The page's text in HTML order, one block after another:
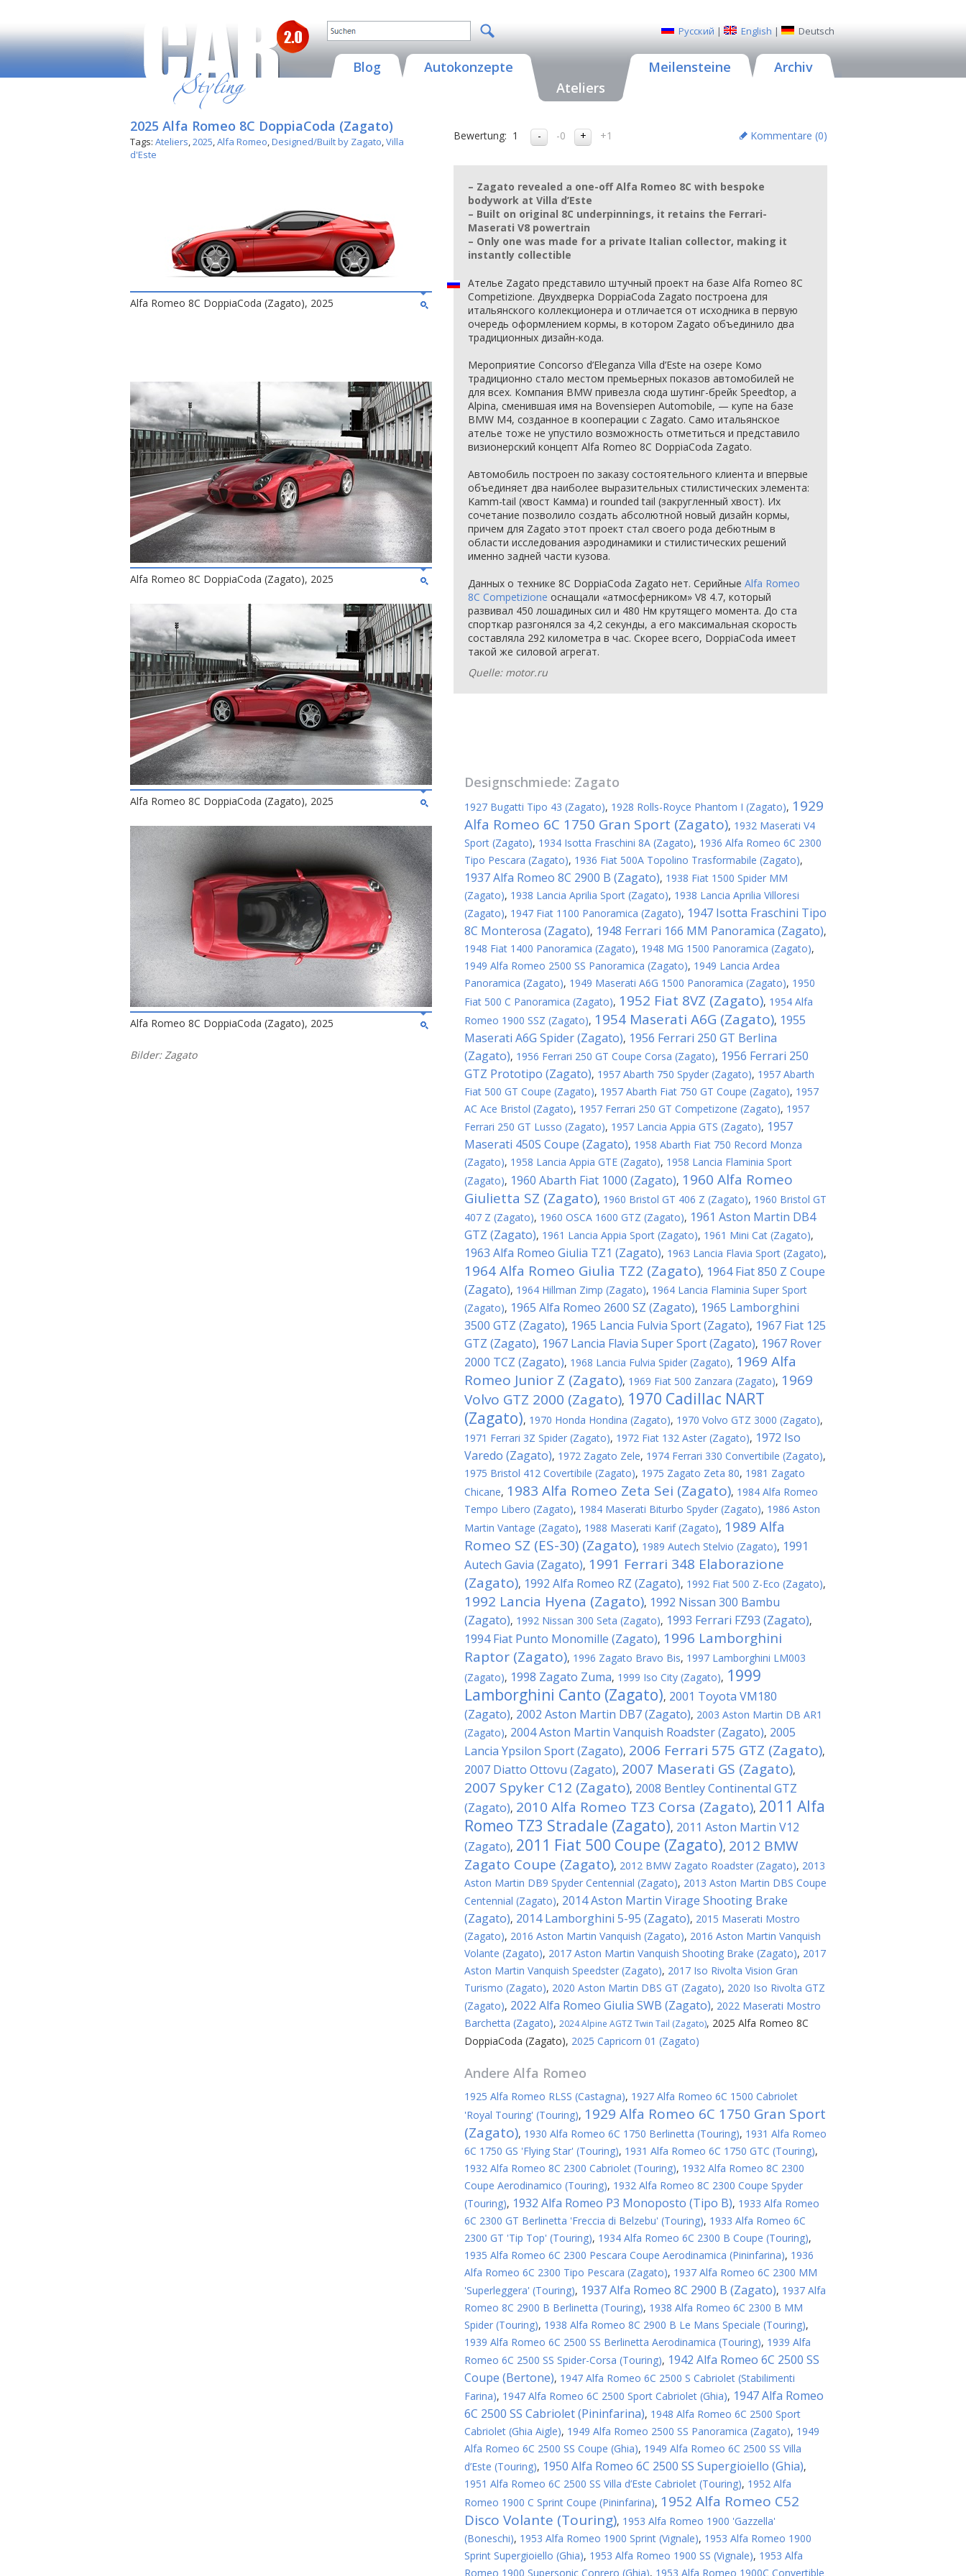
Русский | English | Deutsch
Blog
Autokonzepte
Ateliers
Meilensteine Archiv
2025 Alfa Romeo 8C DoppiaCoda (Zagato)
Tags: Ateliers,2025,Alfa Romeo,Designed/Built by Zagato,Villa
d'Este
Alfa Romeo 8C DoppiaCoda (Zagato), 2025
Alfa Romeo 8C DoppiaCoda (Zagato), 2025
Alfa Romeo 8C DoppiaCoda (Zagato), 2025
Alfa Romeo 8C DoppiaCoda (Zagato), 2025
Bilder: Zagato
Bewertung: 1 -0 +1 Kommentare (0)
– Zagato revealed a one-off Alfa Romeo 8C with bespoke
bodywork at Villa d’Este
– Built on original 8C underpinnings, it retains the Ferrari-
Maserati V8 powertrain
– Only one was made for a private Italian collector, making it
instantly collectible
Ателье Zagato представило штучный проект на базе Alfa Romeo 8C
Competizione. Двухдверка DoppiaCoda Zagato построена для
итальянского коллекционера и отличается от исходника в первую
очередь оформлением кормы, в котором Zagato объединило два
традиционных дизайн-кода.
Мероприятие Concorso d’Eleganza Villa d’Este на озере Комо
традиционно стало местом премьерных показов автомобилей не
для всех. Компания BMW привезла сюда шутинг-брейк Speedtop, а
Alpina, сменившая имя на Bovensiepen Automobile, — купе на базе
BMW M4, созданное в кооперации с Zagato. Само итальянское
ателье тоже не упустило возможность отметиться и представило
визионерский концепт Alfa Romeo 8C DoppiaCoda Zagato.
Автомобиль построен по заказу состоятельного клиента и впервые
объединяет два наиболее выразительных стилистических элемента:
Kamm-tail (хвост Камма) и rounded tail (закругленный хвост). Их
сочетание позволило создать абсолютной новый дизайн кормы,
причем для Zagato этот проект стал своего рода дебютным в
области исследования аэродинамики и стилистических решений
именно задней части кузова.
Данных о технике 8C DoppiaCoda Zagato нет. Серийные Alfa Romeo
8C Competizione оснащали «атмосферником» V8 4.7, который
развивал 450 лошадиных сил и 480 Нм крутящего момента. До ста
спорткар разгонялся за 4,2 секунды, а его максимальная скорость
составляла 292 километра в час. Скорее всего, DoppiaCoda имеет
такой же силовой агрегат.
Quelle: motor.ru
Designschmiede: Zagato
1927 Bugatti Tipo 43 (Zagato), 1928 Rolls-Royce Phantom I (Zagato), 1929
Alfa Romeo 6C 1750 Gran Sport (Zagato), 1932 Maserati V4
Sport (Zagato), 1934 Isotta Fraschini 8A (Zagato), 1936 Alfa Romeo 6C 2300
Tipo Pescara (Zagato), 1936 Fiat 500A Topolino Trasformabile (Zagato),
1937 Alfa Romeo 8C 2900 B (Zagato), 1938 Fiat 1500 Spider MM
(Zagato), 1938 Lancia Aprilia Sport (Zagato), 1938 Lancia Aprilia Villoresi
(Zagato), 1947 Fiat 1100 Panoramica (Zagato), 1947 Isotta Fraschini Tipo
8C Monterosa (Zagato), 1948 Ferrari 166 MM Panoramica (Zagato),
1948 Fiat 1400 Panoramica (Zagato), 1948 MG 1500 Panoramica (Zagato),
1949 Alfa Romeo 2500 SS Panoramica (Zagato), 1949 Lancia Ardea
Panoramica (Zagato), 1949 Maserati A6G 1500 Panoramica (Zagato), 1950
Fiat 500 C Panoramica (Zagato), 1952 Fiat 8VZ (Zagato), 1954 Alfa
Romeo 1900 SSZ (Zagato), 1954 Maserati A6G (Zagato), 1955
Maserati A6G Spider (Zagato), 1956 Ferrari 250 GT Berlina
(Zagato), 1956 Ferrari 250 GT Coupe Corsa (Zagato), 1956 Ferrari 250
GTZ Prototipo (Zagato), 1957 Abarth 750 Spyder (Zagato), 1957 Abarth
Fiat 500 GT Coupe (Zagato), 1957 Abarth Fiat 750 GT Coupe (Zagato), 1957
AC Ace Bristol (Zagato), 1957 Ferrari 250 GT Competizone (Zagato), 1957
Ferrari 250 GT Lusso (Zagato), 1957 Lancia Appia GTS (Zagato), 1957
Maserati 450S Coupe (Zagato), 1958 Abarth Fiat 750 Record Monza
(Zagato), 1958 Lancia Appia GTE (Zagato), 1958 Lancia Flaminia Sport
(Zagato), 1960 Abarth Fiat 1000 (Zagato), 1960 Alfa Romeo
Giulietta SZ (Zagato), 1960 Bristol GT 406 Z (Zagato), 1960 Bristol GT
407 Z (Zagato), 1960 OSCA 1600 GTZ (Zagato), 1961 Aston Martin DB4
GTZ (Zagato), 1961 Lancia Appia Sport (Zagato), 1961 Mini Cat (Zagato),
1963 Alfa Romeo Giulia TZ1 (Zagato), 1963 Lancia Flavia Sport (Zagato),
1964 Alfa Romeo Giulia TZ2 (Zagato), 1964 Fiat 850 Z Coupe
(Zagato), 1964 Hillman Zimp (Zagato), 1964 Lancia Flaminia Super Sport
(Zagato), 1965 Alfa Romeo 2600 SZ (Zagato), 1965 Lamborghini
3500 GTZ (Zagato), 1965 Lancia Fulvia Sport (Zagato), 1967 Fiat 125
GTZ (Zagato), 1967 Lancia Flavia Super Sport (Zagato), 1967 Rover
2000 TCZ (Zagato), 1968 Lancia Fulvia Spider (Zagato), 1969 Alfa
Romeo Junior Z (Zagato), 1969 Fiat 500 Zanzara (Zagato), 1969
Volvo GTZ 2000 (Zagato), 1970 Cadillac NART
(Zagato), 1970 Honda Hondina (Zagato), 1970 Volvo GTZ 3000 (Zagato),
1971 Ferrari 3Z Spider (Zagato), 1972 Fiat 132 Aster (Zagato), 1972 Iso
Varedo (Zagato), 1972 Zagato Zele, 1974 Ferrari 330 Convertibile (Zagato),
1975 Bristol 412 Covertibile (Zagato), 1975 Zagato Zeta 80, 1981 Zagato
Chicane, 1983 Alfa Romeo Zeta Sei (Zagato), 1984 Alfa Romeo
Tempo Libero (Zagato), 1984 Maserati Biturbo Spyder (Zagato), 1986 Aston
Martin Vantage (Zagato), 1988 Maserati Karif (Zagato), 1989 Alfa
Romeo SZ (ES-30) (Zagato), 1989 Autech Stelvio (Zagato), 1991
Autech Gavia (Zagato), 1991 Ferrari 348 Elaborazione
(Zagato), 1992 Alfa Romeo RZ (Zagato), 1992 Fiat 500 Z-Eco (Zagato),
1992 Lancia Hyena (Zagato), 1992 Nissan 300 Bambu
(Zagato), 1992 Nissan 300 Seta (Zagato), 1993 Ferrari FZ93 (Zagato),
1994 Fiat Punto Monomille (Zagato), 1996 Lamborghini
Raptor (Zagato), 1996 Zagato Bravo Bis, 1997 Lamborghini LM003
(Zagato), 1998 Zagato Zuma, 1999 Iso City (Zagato), 1999
Lamborghini Canto (Zagato), 2001 Toyota VM180
(Zagato), 2002 Aston Martin DB7 (Zagato), 2003 Aston Martin DB AR1
(Zagato), 2004 Aston Martin Vanquish Roadster (Zagato), 2005
Lancia Ypsilon Sport (Zagato), 2006 Ferrari 575 GTZ (Zagato),
2007 Diatto Ottovu (Zagato), 2007 Maserati GS (Zagato),
2007 Spyker C12 (Zagato), 2008 Bentley Continental GTZ
(Zagato), 2010 Alfa Romeo TZ3 Corsa (Zagato), 2011 Alfa
Romeo TZ3 Stradale (Zagato), 2011 Aston Martin V12
(Zagato), 2011 Fiat 500 Coupe (Zagato), 2012 BMW
Zagato Coupe (Zagato), 2012 BMW Zagato Roadster (Zagato), 2013
Aston Martin DB9 Spyder Centennial (Zagato), 2013 Aston Martin DBS Coupe
Centennial (Zagato), 2014 Aston Martin Virage Shooting Brake
(Zagato), 2014 Lamborghini 5-95 (Zagato), 2015 Maserati Mostro
(Zagato), 2016 Aston Martin Vanquish (Zagato), 2016 Aston Martin Vanquish
Volante (Zagato), 2017 Aston Martin Vanquish Shooting Brake (Zagato), 2017
Aston Martin Vanquish Speedster (Zagato), 2017 Iso Rivolta Vision Gran
Turismo (Zagato), 2020 Aston Martin DBS GT (Zagato), 2020 Iso Rivolta GTZ
(Zagato), 2022 Alfa Romeo Giulia SWB (Zagato), 2022 Maserati Mostro
Barchetta (Zagato), 2024 Alpine AGTZ Twin Tail (Zagato), 2025 Alfa Romeo 8C
DoppiaCoda (Zagato), 2025 Capricorn 01 (Zagato)
Andere Alfa Romeo
1925 Alfa Romeo RLSS (Castagna), 1927 Alfa Romeo 6C 1500 Cabriolet
'Royal Touring' (Touring), 1929 Alfa Romeo 6C 1750 Gran Sport
(Zagato), 1930 Alfa Romeo 6C 1750 Berlinetta (Touring), 1931 Alfa Romeo
6C 1750 GS 'Flying Star' (Touring), 1931 Alfa Romeo 6C 1750 GTC (Touring),
1932 Alfa Romeo 8C 2300 Cabriolet (Touring), 1932 Alfa Romeo 8C 2300
Coupe Aerodinamico (Touring), 1932 Alfa Romeo 8C 2300 Coupe Spyder
(Touring), 1932 Alfa Romeo P3 Monoposto (Tipo B), 1933 Alfa Romeo
6C 2300 GT Berlinetta 'Freccia di Belzebu' (Touring), 1933 Alfa Romeo 6C
2300 GT 'Tip Top' (Touring), 1934 Alfa Romeo 6C 2300 B Coupe (Touring),
1935 Alfa Romeo 6C 2300 Pescara Coupe Aerodinamica (Pininfarina), 1936
Alfa Romeo 6C 2300 Tipo Pescara (Zagato), 1937 Alfa Romeo 6C 2300 MM
'Superleggera' (Touring), 1937 Alfa Romeo 8C 2900 B (Zagato), 1937 Alfa
Romeo 8C 2900 B Berlinetta (Touring), 1938 Alfa Romeo 6C 2300 B MM
Spider (Touring), 1938 Alfa Romeo 8C 2900 B Le Mans Speciale (Touring),
1939 Alfa Romeo 6C 2500 SS Berlinetta Aerodinamica (Touring), 1939 Alfa
Romeo 6C 2500 SS Spider-Corsa (Touring), 1942 Alfa Romeo 6C 2500 SS
Coupe (Bertone), 1947 Alfa Romeo 6C 2500 S Cabriolet (Stabilimenti
Farina), 1947 Alfa Romeo 6C 2500 Sport Cabriolet (Ghia), 1947 Alfa Romeo
6C 2500 SS Cabriolet (Pininfarina), 1948 Alfa Romeo 6C 2500 Sport
Cabriolet (Ghia Aigle), 1949 Alfa Romeo 2500 SS Panoramica (Zagato), 1949
Alfa Romeo 6C 2500 SS Coupe (Ghia), 1949 Alfa Romeo 6C 2500 SS Villa
d’Este (Touring), 1950 Alfa Romeo 6C 2500 SS Supergioiello (Ghia),
1951 Alfa Romeo 6C 2500 SS Villa d’Este Cabriolet (Touring), 1952 Alfa
Romeo 1900 C Sprint Coupe (Pininfarina), 1952 Alfa Romeo C52
Disco Volante (Touring), 1953 Alfa Romeo 1900 'Gazzella'
(Boneschi), 1953 Alfa Romeo 1900 Sprint (Vignale), 1953 Alfa Romeo 1900
Sprint Supergioiello (Ghia), 1953 Alfa Romeo 1900 SS (Vignale), 1953 Alfa
Romeo 1900 Supersonic Conrero (Ghia), 1953 Alfa Romeo 1900C Convertible